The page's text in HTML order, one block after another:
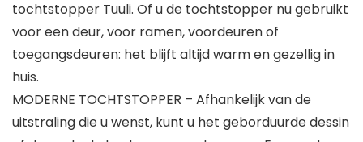
tochtstopper Tuuli. Of u de tochtstopper nu gebruikt
voor een deur, voor ramen, voordeuren of
toegangsdeuren: het blijft altijd warm en gezellig in
huis.
MODERNE TOCHTSTOPPER – Afhankelijk van de
uitstraling die u wenst, kunt u het geborduurde dessin